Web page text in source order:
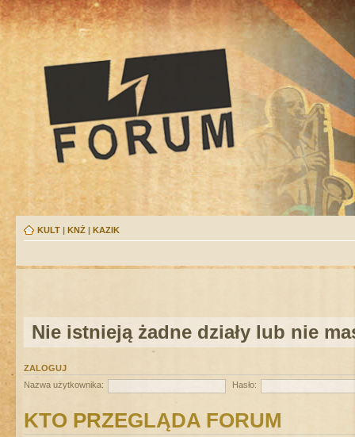
KULT | KNŻ | KAZIK
Nie istnieją żadne działy lub nie
ZALOGUJ
Nazwa użytkownika:
Hasło:
KTO PRZEGLĄDA FORUM